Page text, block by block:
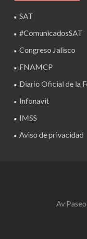
SAT
#ComunicadosSAT
Congreso Jalisco
FNAMCP
Diario Oficial de la
Infonavit
IMSS
Aviso de privacidad
Av